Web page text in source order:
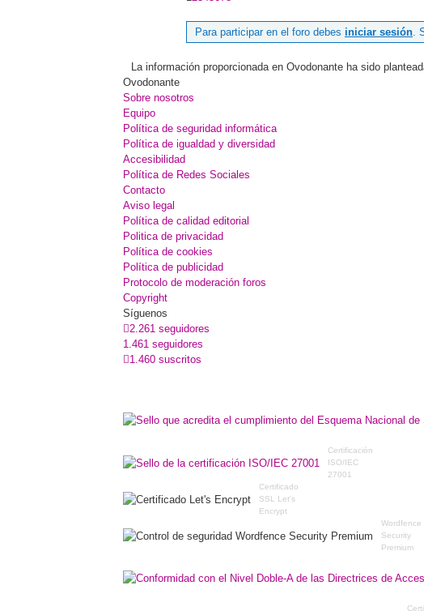
Para participar en el foro debes iniciar sesión.
La información proporcionada en Ovodonante ha sido
Ovodonante
Sobre nosotros
Equipo
Política de seguridad informática
Política de igualdad y diversidad
Accesibilidad
Política de Redes Sociales
Contacto
Aviso legal
Política de calidad editorial
Politica de privacidad
Política de cookies
Política de publicidad
Protocolo de moderación foros
Copyright
Síguenos
2.261 seguidores
1.461 seguidores
1.460 suscritos
Certificación
ISO/IEC
27001
Certificado
SSL Let's
Encrypt
Wordfence
Security
Premium